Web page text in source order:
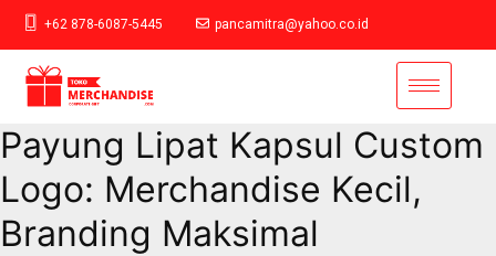
+62 878-6087-5445 pancamitra@yahoo.co.id
Payung Lipat Kapsul Custom
Logo: Merchandise Kecil,
Branding Maksimal